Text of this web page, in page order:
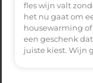
fles wijn valt
het nu gaat om
housewarming
een geschenk
juiste kiest. Wijn